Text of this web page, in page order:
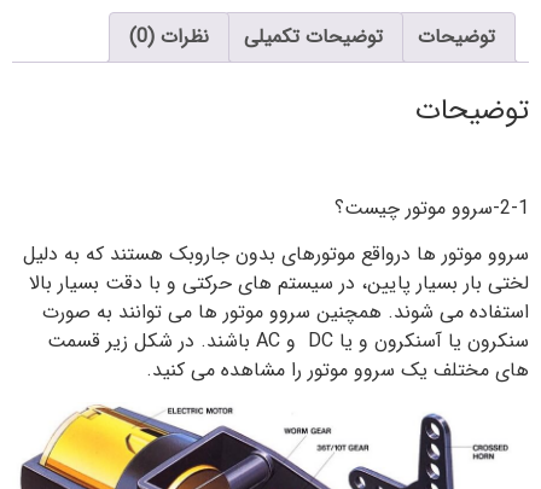
توضیحات توضیحات تکمیلی نظرات (0)
توضیحات
2-1-سروو موتور چیست؟
سروو موتور ها درواقع موتورهای بدون جاروبک هستند که به دلیل
لختی بار بسیار پایین، در سیستم های حرکتی و با دقت بسیار بالا
استفاده می شوند. همچنین سروو موتور ها می توانند به صورت
سنکرون یا آسنکرون و یا DC و AC باشند. در شکل زیر قسمت
های مختلف یک سروو موتور را مشاهده می کنید.